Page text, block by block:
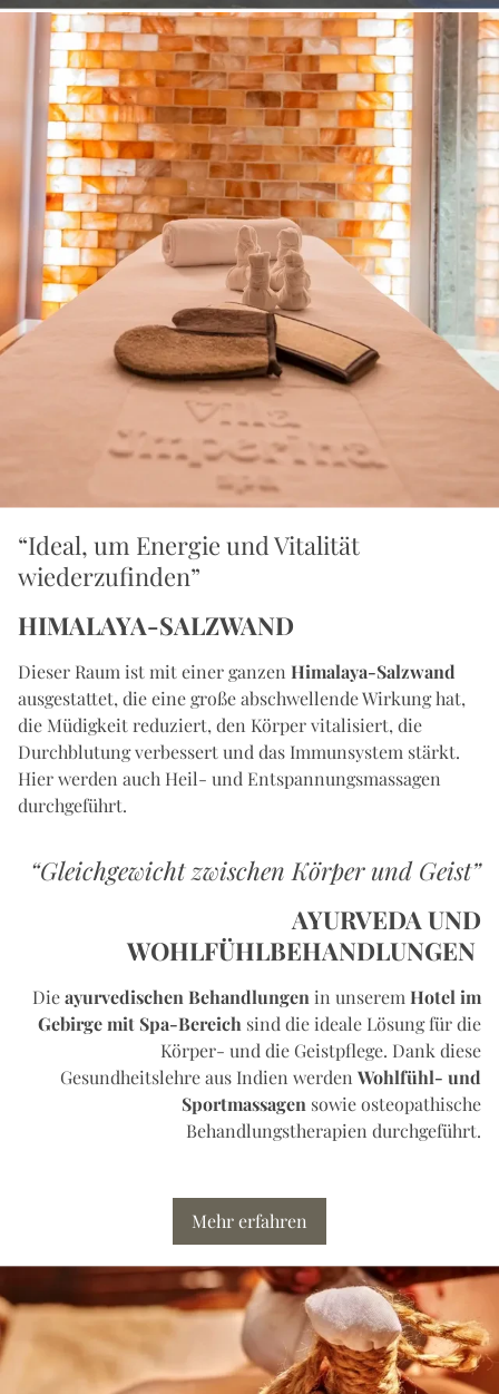
“Ideal, um Energie und Vitalität
wiederzufinden”
HIMALAYA-SALZWAND
Dieser Raum ist mit einer ganzen Himalaya-Salzwand
ausgestattet, die eine große abschwellende Wirkung hat,
die Müdigkeit reduziert, den Körper vitalisiert, die
Durchblutung verbessert und das Immunsystem stärkt.
Hier werden auch Heil- und Entspannungsmassagen
durchgeführt.
“Gleichgewicht zwischen Körper und Geist”
AYURVEDA UND
WOHLFÜHLBEHANDLUNGEN
Dieayurvedischen Behandlungen in unserem Hotel im
Gebirge mit Spa-Bereich sind die ideale Lösung für die
Körper- und die Geistpflege. Dank diese
Gesundheitslehre aus Indien werden Wohlfühl- und
Sportmassagen sowie osteopathische
Behandlungstherapien durchgeführt.
Mehr erfahren